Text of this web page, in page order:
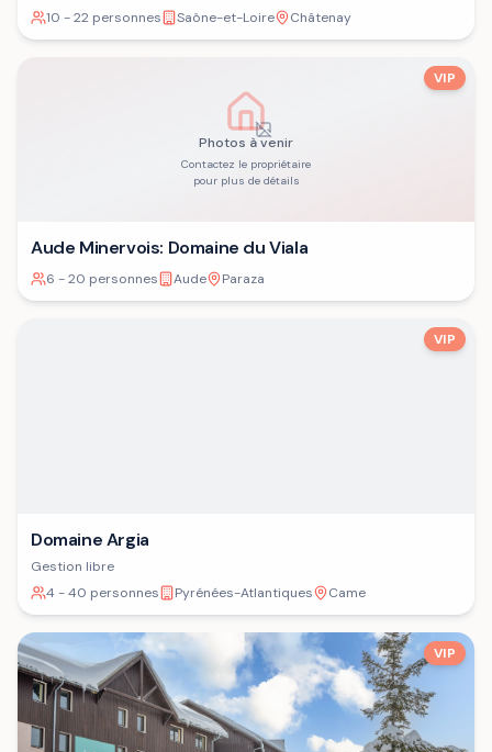
10 - 22 personnes
Saône-et-Loire Châtenay
Photos à venir
Contactez le propriétaire
pour plus de détails
VIP
Aude Minervois: Domaine du Viala
6 - 20 personnes Aude Paraza
VIP
Domaine Argia
Gestion libre
4 - 40 personnes
Pyrénées-Atlantiques Came
VIP